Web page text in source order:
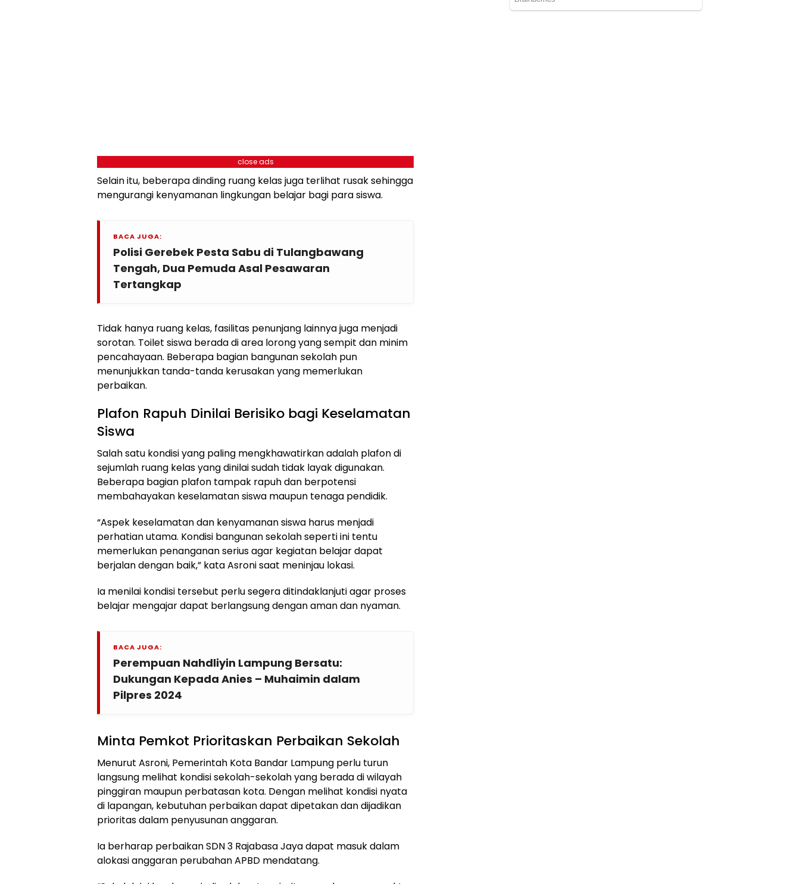
close ads
Selain itu, beberapa dinding ruang kelas juga terlihat rusak sehingga
mengurangi kenyamanan lingkungan belajar bagi para siswa.
BACA JUGA:
Polisi Gerebek Pesta Sabu di Tulangbawang
Tengah, Dua Pemuda Asal Pesawaran
Tertangkap
Tidak hanya ruang kelas, fasilitas penunjang lainnya juga menjadi
sorotan. Toilet siswa berada di area lorong yang sempit dan minim
pencahayaan. Beberapa bagian bangunan sekolah pun
menunjukkan tanda-tanda kerusakan yang memerlukan
perbaikan.
Plafon Rapuh Dinilai Berisiko bagi Keselamatan
Siswa
Salah satu kondisi yang paling mengkhawatirkan adalah plafon di
sejumlah ruang kelas yang dinilai sudah tidak layak digunakan.
Beberapa bagian plafon tampak rapuh dan berpotensi
membahayakan keselamatan siswa maupun tenaga pendidik.
“Aspek keselamatan dan kenyamanan siswa harus menjadi
perhatian utama. Kondisi bangunan sekolah seperti ini tentu
memerlukan penanganan serius agar kegiatan belajar dapat
berjalan dengan baik,” kata Asroni saat meninjau lokasi.
Ia menilai kondisi tersebut perlu segera ditindaklanjuti agar proses
belajar mengajar dapat berlangsung dengan aman dan nyaman.
BACA JUGA:
Perempuan Nahdliyin Lampung Bersatu:
Dukungan Kepada Anies – Muhaimin dalam
Pilpres 2024
Minta Pemkot Prioritaskan Perbaikan Sekolah
Menurut Asroni, Pemerintah Kota Bandar Lampung perlu turun
langsung melihat kondisi sekolah-sekolah yang berada di wilayah
pinggiran maupun perbatasan kota. Dengan melihat kondisi nyata
di lapangan, kebutuhan perbaikan dapat dipetakan dan dijadikan
prioritas dalam penyusunan anggaran.
Ia berharap perbaikan SDN 3 Rajabasa Jaya dapat masuk dalam
alokasi anggaran perubahan APBD mendatang.